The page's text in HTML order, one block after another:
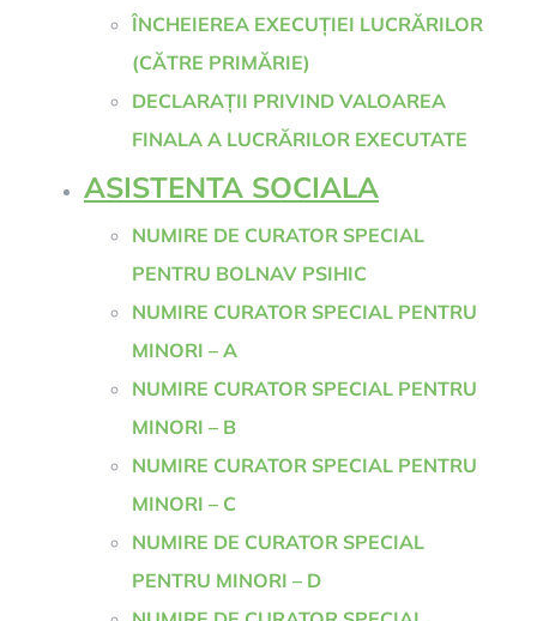
ÎNCHEIEREA EXECUȚIEI LUCRĂRILOR
(CĂTRE PRIMĂRIE)
DECLARAȚII PRIVIND VALOAREA
FINALA A LUCRĂRILOR EXECUTATE
ASISTENTA SOCIALA
NUMIRE DE CURATOR SPECIAL
PENTRU BOLNAV PSIHIC
NUMIRE CURATOR SPECIAL PENTRU
MINORI – A
NUMIRE CURATOR SPECIAL PENTRU
MINORI – B
NUMIRE CURATOR SPECIAL PENTRU
MINORI – C
NUMIRE DE CURATOR SPECIAL
PENTRU MINORI – D